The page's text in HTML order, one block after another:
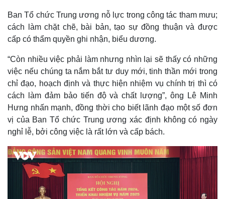
Vụ án
Tin nóng
Tư vấn luật
Vũ khí
Việt Nam
Phân tích
Ban Tổ chức Trung ương nỗ lực trong công tác tham mưu;
cách làm chặt chẽ, bài bản, tạo sự đồng thuận và được
cấp có thẩm quyền ghi nhận, biểu dương.
“Còn nhiều việc phải làm nhưng nhìn lại sẽ thấy có những
việc nếu chúng ta nắm bắt tư duy mới, tinh thần mới trong
chỉ đạo, hoạch định và thực hiện nhiệm vụ chính trị thì có
cách làm đảm bảo tiến độ và chất lượng”, ông Lê Minh
Hưng nhấn mạnh, đồng thời cho biết lãnh đạo một số đơn
vị của Ban Tổ chức Trung ương xác định không có ngày
nghỉ lễ, bởi công việc là rất lớn và cấp bách.